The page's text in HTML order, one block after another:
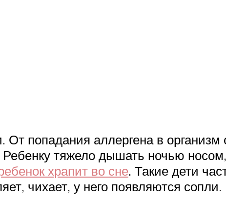
От попадания аллергена в
тяжело дышать ночью
храпит во сне. Такие дети
чихает, у него появляются сопли.